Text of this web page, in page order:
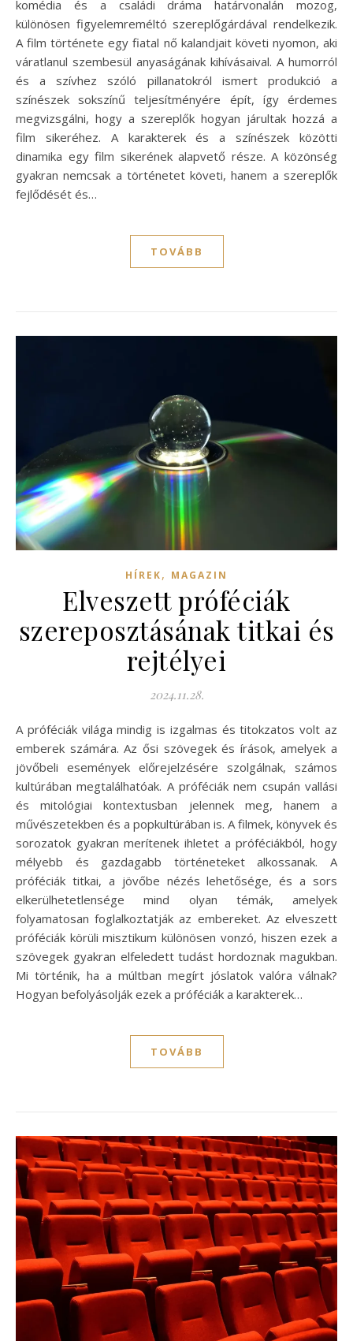
komédia és a családi dráma határvonalán mozog,
különösen figyelemreméltó szereplőgárdával rendelkezik.
A film története egy fiatal nő kalandjait követi nyomon, aki
váratlanul szembesül anyaságának kihívásaival. A humorról
és a szívhez szóló pillanatokról ismert produkció a
színészek sokszínű teljesítményére épít, így érdemes
megvizsgálni, hogy a szereplők hogyan járultak hozzá a
film sikeréhez. A karakterek és a színészek közötti
dinamika egy film sikerének alapvető része. A közönség
gyakran nemcsak a történetet követi, hanem a szereplők
fejlődését és…
TOVÁBB
HÍREK, MAGAZIN
Elveszett próféciák
szereposztásának titkai és
rejtélyei
2024.11.28.
A próféciák világa mindig is izgalmas és titokzatos volt az
emberek számára. Az ősi szövegek és írások, amelyek a
jövőbeli események előrejelzésére szolgálnak, számos
kultúrában megtalálhatóak. A próféciák nem csupán vallási
és mitológiai kontextusban jelennek meg, hanem a
művészetekben és a popkultúrában is. A filmek, könyvek és
sorozatok gyakran merítenek ihletet a próféciákból, hogy
mélyebb és gazdagabb történeteket alkossanak. A
próféciák titkai, a jövőbe nézés lehetősége, és a sors
elkerülhetetlensége mind olyan témák, amelyek
folyamatosan foglalkoztatják az embereket. Az elveszett
próféciák körüli misztikum különösen vonzó, hiszen ezek a
szövegek gyakran elfeledett tudást hordoznak magukban.
Mi történik, ha a múltban megírt jóslatok valóra válnak?
Hogyan befolyásolják ezek a próféciák a karakterek…
TOVÁBB